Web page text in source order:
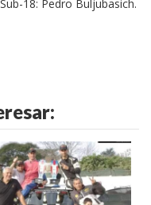
18: Pedro Buljubasich.